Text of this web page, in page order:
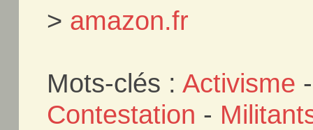
> amazon.fr
Mots-clés :Activisme
Contestation -